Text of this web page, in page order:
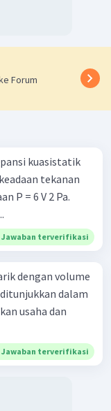
Forum
kuasistatik
tekanan
P = 6 V 2 Pa.
Jawaban terverifikasi
dengan volume
dalam
Jawaban terverifikasi